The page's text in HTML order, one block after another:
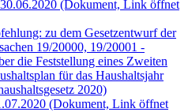
(Dokument, Link öffnet
zu dem Gesetzentwurf der
19/20000, 19/20001 -
die Feststellung eines Zweiten
für das Haushaltsjahr
2020)
(Dokument, Link öffnet